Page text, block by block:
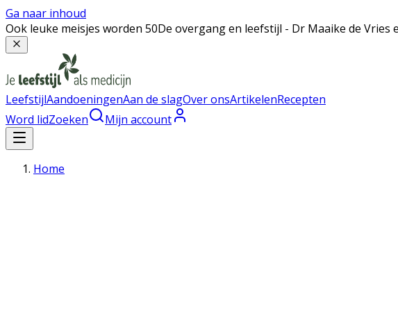
Ga naar inhoud
Ook leuke meisjes worden 50De overgang en leefstijl - Dr Maaike de
LeefstijlAandoeningenAan de slagOver onsArtikelenRecepten
Word lidZoeken Mijn account
Home